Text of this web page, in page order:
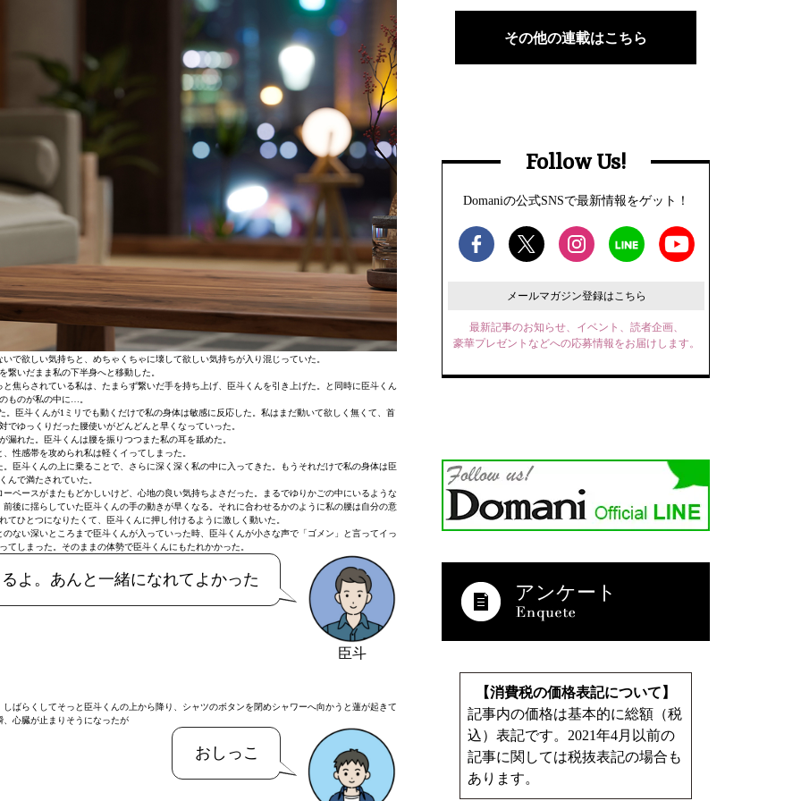
で欲しい気持ちと、めちゃくちゃに壊して欲しい気持ちが入り混じっていた。
繋いだまま私の下半身へと移動した。
焦らされている私は、たまらず繋いだ手を持ち上げ、臣斗くんを引き上げた。と同時に臣斗くん
のものが私の中に…。
臣斗くんが1ミリでも動くだけで私の身体は敏感に反応した。私はまだ動いて欲しく無くて、首
でゆっくりだった腰使いがどんどんと早くなっていった。
漏れた。臣斗くんは腰を振りつつまた私の耳を舐めた。
性感帯を攻められ私は軽くイってしまった。
臣斗くんの上に乗ることで、さらに深く深く私の中に入ってきた。もうそれだけで私の身体は臣
んで満たされていた。
ペースがまたもどかしいけど、心地の良い気持ちよさだった。まるでゆりかごの中にいるような
後に揺らしていた臣斗くんの手の動きが早くなる。それに合わせるかのように私の腰は自分の意
ひとつになりたくて、臣斗くんに押し付けるように激しく動いた。
ない深いところまで臣斗くんが入っていった時、臣斗くんが小さな声で「ゴメン」と言ってイっ
てしまった。そのままの体勢で臣斗くんにもたれかかった。
臣斗
よ。あんと一緒になれてよかった
ばらくしてそっと臣斗くんの上から降り、シャツのボタンを閉めシャワーへ向かうと蓮が起きて
、心臓が止まりそうになったが
おしっこ
その他の連載はこちら
Follow Us!
Domaniの公式SNSで最新情報をゲット！
メールマガジン登録はこちら
最新記事のお知らせ、イベント、読者企画、
豪華プレゼントなどへの応募情報をお届けします。
アンケート
【消費税の価格表記について】
記事内の価格は基本的に総額（税
込）表記です。2021年4月以前の
記事に関しては税抜表記の場合も
あります。